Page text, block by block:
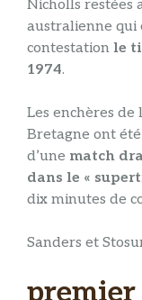
Nicholls restées
australienne qui
contestation le
1974.
Les enchères de
Bretagne ont
d’une match
dans le «
dix minutes de
Sanders et
premier